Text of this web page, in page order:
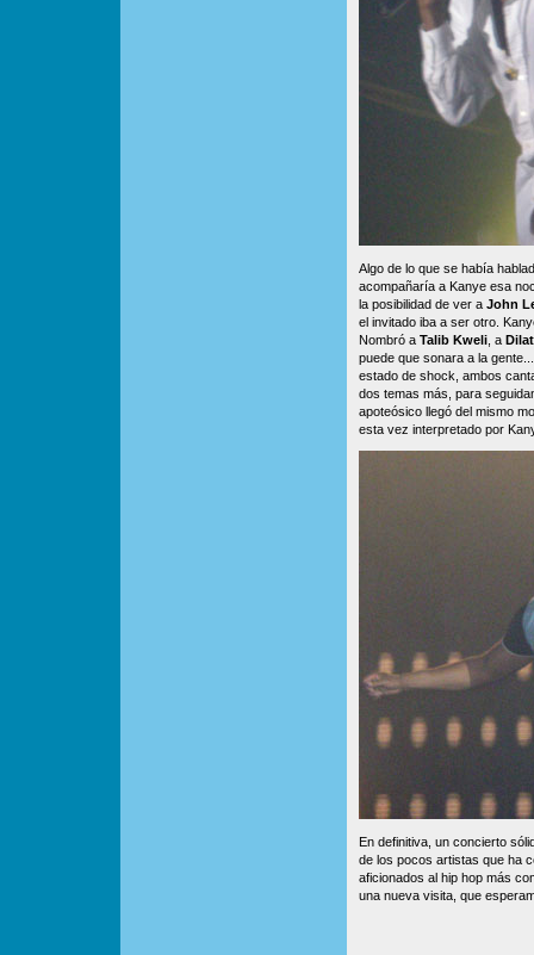
Algo de lo que se había
acompañaría a Kanye esa
la posibilidad de ver a John
el invitado iba a ser otro.
Nombró a Talib Kweli, a
puede que sonara a la
estado de shock, ambos
dos temas más, para
apoteósico llegó del mismo
esta vez interpretado por
En definitiva, un concierto
de los pocos artistas que ha
aficionados al hip hop más
una nueva visita, que